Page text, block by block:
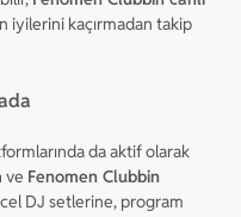
iyilerini kaçırmadan takip
da aktif olarak
ve Fenomen Clubbin
DJ setlerine, program